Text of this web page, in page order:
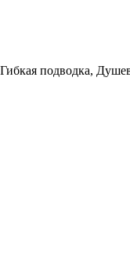
подводка,